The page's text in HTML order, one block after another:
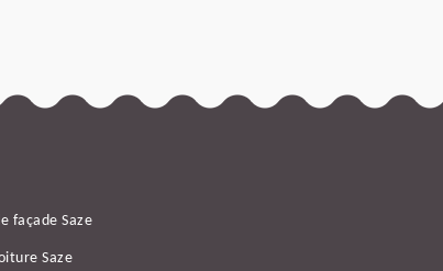
façade Saze
Saze